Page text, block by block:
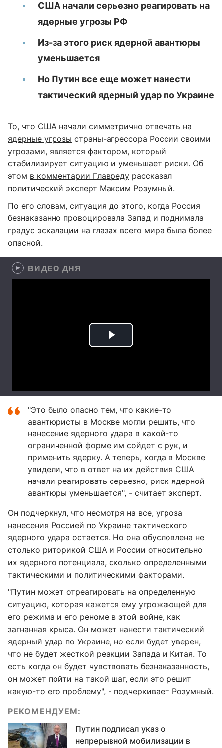
США начали серьезно реагировать на
ядерные угрозы РФ
Из-за этого риск ядерной авантюры
уменьшается
Но Путин все еще может нанести
тактический ядерный удар по Украине
То, что США начали симметрично отвечать на
ядерные угрозы страны-агрессора России своими
угрозами, является фактором, который
стабилизирует ситуацию и уменьшает риски. Об
этом в комментарии Главреду рассказал
политический эксперт Максим Розумный.
По его словам, ситуация до этого, когда Россия
безнаказанно провоцировала Запад и поднимала
градус эскалации на глазах всего мира была более
опасной.
ВИДЕО ДНЯ
"Это было опасно тем, что какие-то
авантюристы в Москве могли решить, что
нанесение ядерного удара в какой-то
ограниченной форме им сойдет с рук, и
применить ядерку. А теперь, когда в Москве
увидели, что в ответ на их действия США
начали реагировать серьезно, риск ядерной
авантюры уменьшается", - считает эксперт.
Он подчеркнул, что несмотря на все, угроза
нанесения Россией по Украине тактического
ядерного удара остается. Но она обусловлена не
столько риторикой США и России относительно
их ядерного потенциала, сколько определенными
тактическими и политическими факторами.
"Путин может отреагировать на определенную
ситуацию, которая кажется ему угрожающей для
его режима и его реноме в этой войне, как
загнанная крыса. Он может нанести тактический
ядерный удар по Украине, но если будет уверен,
что не будет жесткой реакции Запада и Китая. То
есть когда он будет чувствовать безнаказанность,
он может пойти на такой шаг, если это решит
какую-то его проблему", - подчеркивает Розумный.
РЕКОМЕНДУЕМ:
Путин подписал указ о
непрерывной мобилизации в